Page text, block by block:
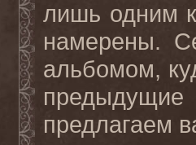
лишь одним
намерены.
альбомом,
предлагаем